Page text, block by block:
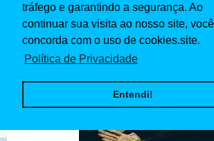
tráfego e garantindo a segurança. Ao
continuar sua visita ao nosso site, você
concorda com o uso de cookies.site.
Política de Privacidade
Entendi!
O Grande Mestre 4 Dublado 2020